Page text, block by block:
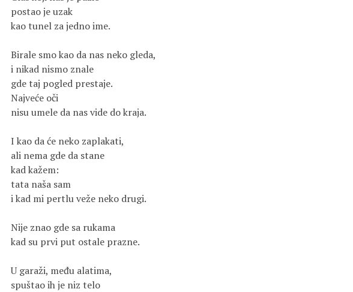
postao je uzak
kao tunel za jedno ime.
Birale smo kao da nas neko gleda,
i nikad nismo znale
gde taj pogled prestaje.
Najveće oči
nisu umele da nas vide do kraja.
I kao da će neko zaplakati,
ali nema gde da stane
kad kažem:
tata naša sam
i kad mi pertlu veže neko drugi.
Nije znao gde sa rukama
kad su prvi put ostale prazne.
U garaži, među alatima,
spuštao ih je niz telo